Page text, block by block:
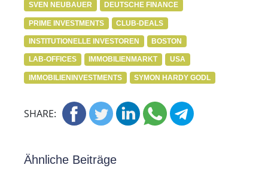
SVEN NEUBAUER DEUTSCHE FINANCE
PRIME INVESTMENTS CLUB-DEALS
INSTITUTIONELLE INVESTOREN BOSTON
LAB-OFFICES IMMOBILIENMARKT USA
IMMOBILIENINVESTMENTS SYMON HARDY GODL
SHARE:
Ähnliche Beiträge